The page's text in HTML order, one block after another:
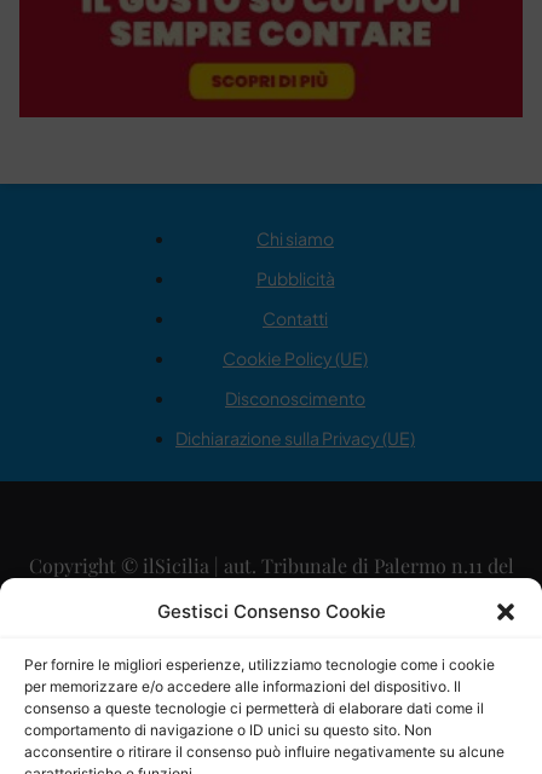
Gestisci Consenso Cookie
Per fornire le migliori esperienze, utilizziamo tecnologie come i cookie
per memorizzare e/o accedere alle informazioni del dispositivo. Il
consenso a queste tecnologie ci permetterà di elaborare dati come il
comportamento di navigazione o ID unici su questo sito. Non
acconsentire o ritirare il consenso può influire negativamente su alcune
Chi siamo
Pubblicità
Contatti
Cookie Policy (UE)
Disconoscimento
Dichiarazione sulla Privacy (UE)
Copyright © ilSicilia | aut. Tribunale di Palermo n.11 del
29/09/2015
Direttore Editoriale: Maurizio Scaglione
Direttore Responsabile: Maria Calabrese